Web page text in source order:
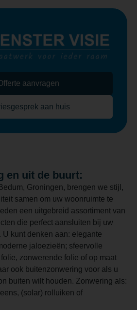
aanvragen
aan huis
en uit de buurt:
Groningen, brengen we stijl,
samen om uw woonruimte te
een uitgebreid assortiment van
die perfect aansluiten bij uw
U kunt denken aan: elegante
jaloezieën; sfeervolle
zonwerende folie of op maat
ook buitenzonwering voor als u
buiten wilt houden. Zonwering als:
(solar) rolluiken of